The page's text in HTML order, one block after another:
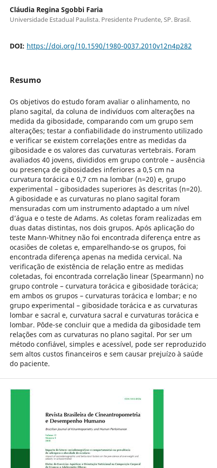
Cláudia Regina Sgobbi Faria
Universidade Estadual Paulista. Presidente Prudente, SP. Brasil.
DOI: https://doi.org/10.1590/1980-0037.2010v12n4p282
Resumo
Os objetivos do estudo foram avaliar o alinhamento, no
plano sagital, da coluna de indivíduos com alterações na
medida da gibosidade, comparando com um grupo sem
alterações; testar a confiabilidade do instrumento utilizado
e verificar se existem correlações entre as medidas da
gibosidade e os valores das curvaturas vertebrais. Foram
avaliados 40 jovens, divididos em grupo controle – ausência
ou presença de gibosidades inferiores a 0,5 cm na
curvatura torácica e 0,7 cm na lombar (n=20) e, grupo
experimental – gibosidades superiores às descritas (n=20).
A gibosidade e as curvaturas no plano sagital foram
mensuradas com um instrumento adaptado a um nível
d’água e o teste de Adams. As coletas foram realizadas em
duas datas distintas, nos dois grupos. Após aplicação do
teste Mann-Whitney não foi encontrada diferença entre as
ocasiões de coletas e, emparelhando-se os grupos, foi
encontrada diferença apenas na medida cervical. Na
verificação de existência de relação entre as medidas
coletadas, foi encontrada correlação linear (Spearmann) no
grupo controle – curvatura torácica e gibosidade torácica;
em ambos os grupos – curvaturas torácica e lombar; e no
grupo experimental – gibosidade torácica e as curvaturas
lombar e sacral e, curvatura sacral e curvaturas torácica e
lombar. Pôde-se concluir que a medida da gibosidade tem
relações com as curvaturas no plano sagital. Por ser um
método confiável, simples e acessível, pode ser reproduzido
sem altos custos financeiros e sem causar prejuízo à saúde
do paciente.